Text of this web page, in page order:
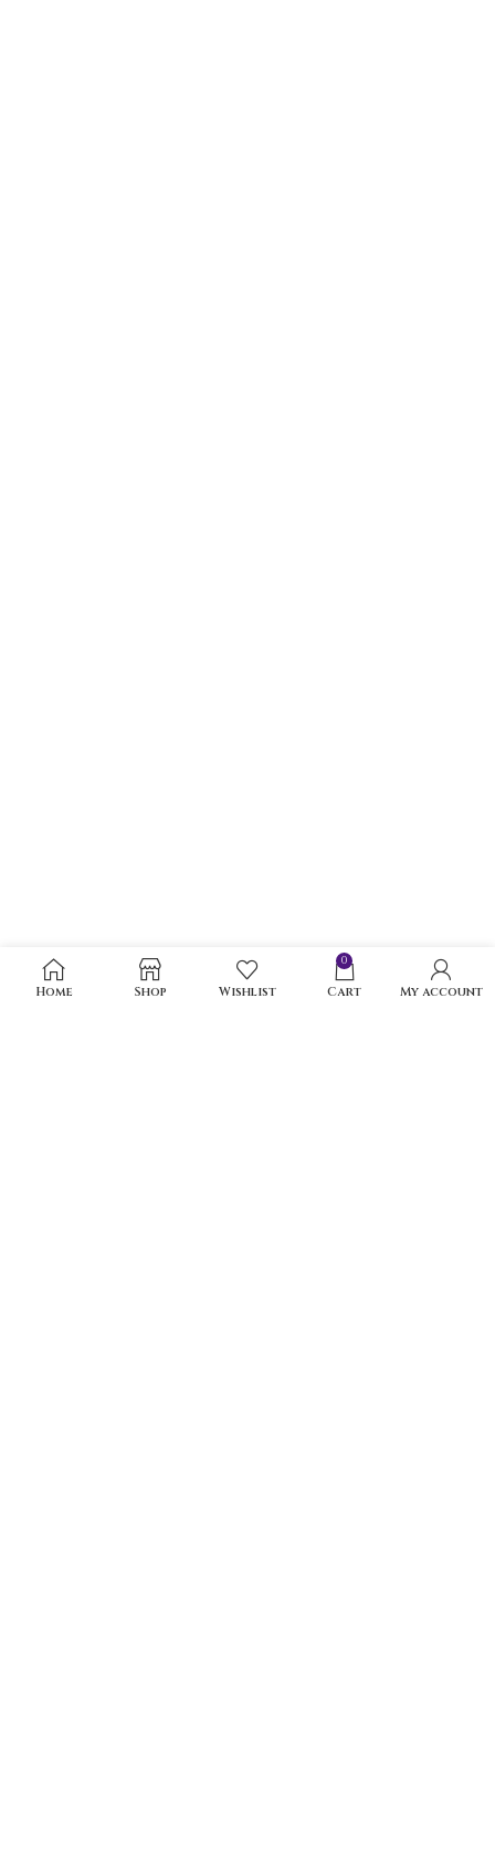
Home Shop Wishlist
0
Cart My account